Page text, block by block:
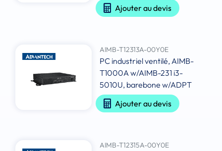
Ajouter au devis
AIMB-T12313A-00Y0E
PC industriel ventilé, AIMB-
T1000A w/AIMB-231 i3-
5010U, barebone w/ADPT
Ajouter au devis
AIMB-T12315A-00Y0E